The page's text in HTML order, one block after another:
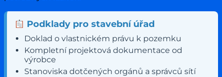
Podklady pro stavební úřad
Doklad o vlastnickém právu k pozemku
Kompletní projektová dokumentace od
výrobce
Stanoviska dotčených orgánů a správců sítí